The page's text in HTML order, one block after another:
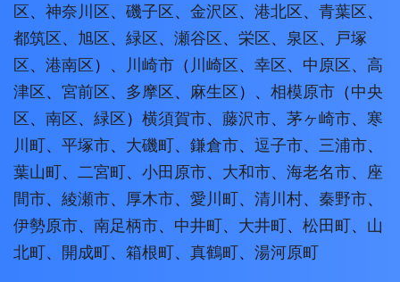
区、 神奈川区、 磯子区、 金沢区、 港北区、 青葉区、
都筑区、 旭区、 緑区、 瀬谷区、 栄区、 泉区、
戸塚
区、 港南区）、 川崎市 （ 川崎区、 幸区、 中原区、 高
津区、 宮前区、 多摩区、 麻生区）、 相模原市 （中央
区、 南区、 緑区） 横須賀市、 藤沢市、 茅ヶ崎市、 寒
川町、 平塚市、 大磯町、 鎌倉市、 逗子市、 三浦市、
葉山町、 二宮町、 小田原市、 大和市、 海老名市、 座
間市、 綾瀬市、 厚木市、 愛川町、 清川村、 秦野市、
伊勢原市、 南足柄市、 中井町、 大井町、 松田町、 山
北町、 開成町、 箱根町、 真鶴町、 湯河原町